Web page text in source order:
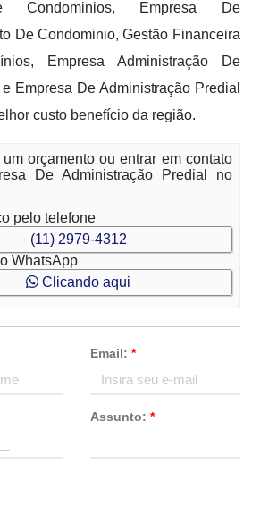
Condominios, Empresa De
De Condominio, Gestão Financeira
Empresa Administração De
Empresa De Administração Predial
custo benefício da região.
orçamento ou entrar em contato
De Administração Predial no
pelo telefone
(11) 2979-4312
WhatsApp
Clicando aqui
Email: *
Assunto: *